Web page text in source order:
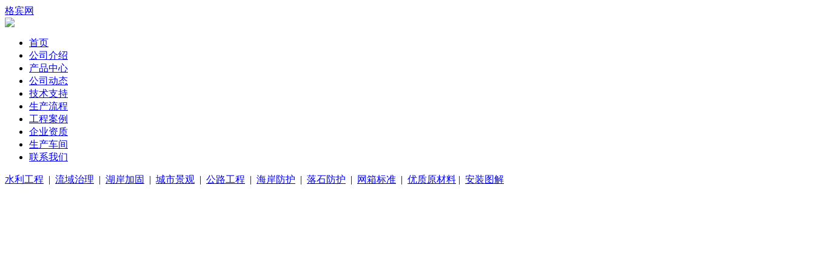
格宾网
首页
公司介绍
产品中心
公司动态
技术支持
生产流程
工程案例
企业资质
生产车间
联系我们
水利工程 | 流域治理 | 湖岸加固 | 城市景观 | 公路工程 | 海岸防护 | 落石防护 | 网箱标准 | 优质原材料 | 安装图解